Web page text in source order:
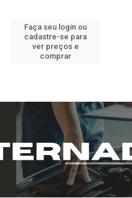
Faça seu login ou
cadastre-se para
ver preços e
comprar